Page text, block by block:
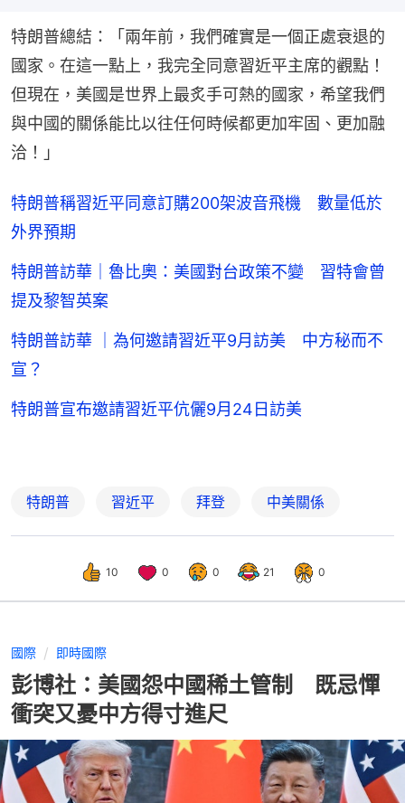
特朗普總結：「兩年前，我們確實是一個正處衰退的
國家。在這一點上，我完全同意習近平主席的觀點！
但現在，美國是世界上最炙手可熱的國家，希望我們
與中國的關係能比以往任何時候都更加牢固、更加融
洽！」
特朗普稱習近平同意訂購200架波音飛機 數量低於
外界預期
特朗普訪華｜魯比奧：美國對台政策不變 習特會曾
提及黎智英案
特朗普訪華 ｜為何邀請習近平9月訪美 中方秘而不
宣？
特朗普宣布邀請習近平伉儷9月24日訪美
特朗普 習近平 拜登 中美關係
10 0 0 21 0
國際 即時國際
彭博社：美國怨中國稀土管制 既忌憚
衝突又憂中方得寸進尺